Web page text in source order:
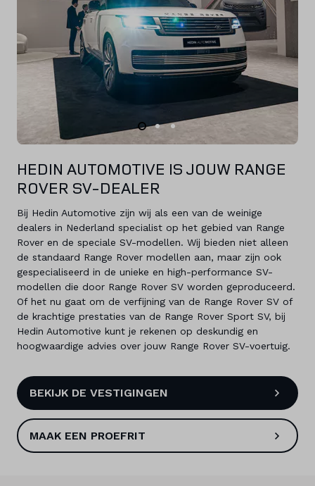
HEDIN AUTOMOTIVE IS JOUW RANGE
ROVER SV-DEALER
Bij Hedin Automotive zijn wij als een van de weinige
dealers in Nederland specialist op het gebied van Range
Rover en de speciale SV-modellen. Wij bieden niet alleen
de standaard Range Rover modellen aan, maar zijn ook
gespecialiseerd in de unieke en high-performance SV-
modellen die door Range Rover SV worden geproduceerd.
Of het nu gaat om de verfijning van de Range Rover SV of
de krachtige prestaties van de Range Rover Sport SV, bij
Hedin Automotive kunt je rekenen op deskundig en
hoogwaardige advies over jouw Range Rover SV-voertuig.
BEKIJK DE VESTIGINGEN
MAAK EEN PROEFRIT